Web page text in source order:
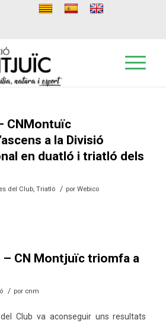
CNMontuïc
a la Divisió
en duatló i triatló dels
del Club, Triatló / por Webico
CN Montjuïc triomfa a
/ por cnm
Club va aconseguir uns resultats